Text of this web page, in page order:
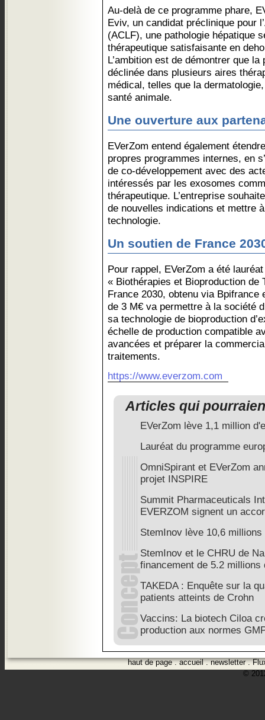
Au-delà de ce programme phare,
Eviv, un candidat préclinique pour
(ACLF), une pathologie hépatique
thérapeutique satisfaisante en
L’ambition est de démontrer que
déclinée dans plusieurs aires
médical, telles que la
santé animale.
Une ouverture aux
EVerZom entend également
propres programmes internes, en
de co-développement avec des
intéressés par les exosomes
thérapeutique. L’entreprise
de nouvelles indications et mettre
technologie.
Un soutien de France
Pour rappel, EVerZom a été
« Biothérapies et Bioproduction de
France 2030, obtenu via Bpifrance
de 3 M€ va permettre à la société
sa technologie de bioproduction
échelle de production compatible
avancées et préparer la
traitements.
https://www.everzom.com
Articles qui
EVerZom lève 1,1 million
Lauréat du programme
OmniSpirant et EVerZom
projet INSPIRE
Summit Pharmaceuticals
EVERZOM signent un
StemInov lève 10,6 millions
StemInov et le CHRU de
financement de 5.2 millions
TAKEDA : Enquête sur la
patients atteints de Crohn
Vaccins: La biotech Ciloa
production aux normes
haut de page.accueil.newsletter.
©